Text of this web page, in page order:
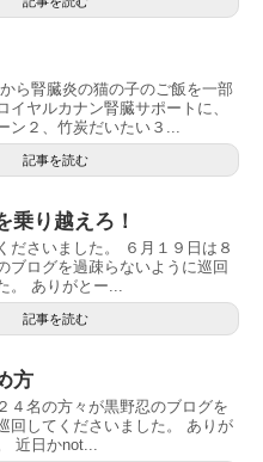
ら腎臓炎の猫の子のご飯を一部
イヤルカナン腎臓サポートに、
ン２、竹炭だいたい３...
記事を読む
乗り越えろ！
ださいました。 ６月１９日は８
ブログを過疎らないように巡回
。 ありがとー...
記事を読む
方
４名の方々が黒野忍のブログを
回してくださいました。 ありが
近日かnot...